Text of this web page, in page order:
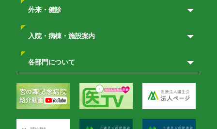
外来・健診
入院・病棟・施設案内
各部門について